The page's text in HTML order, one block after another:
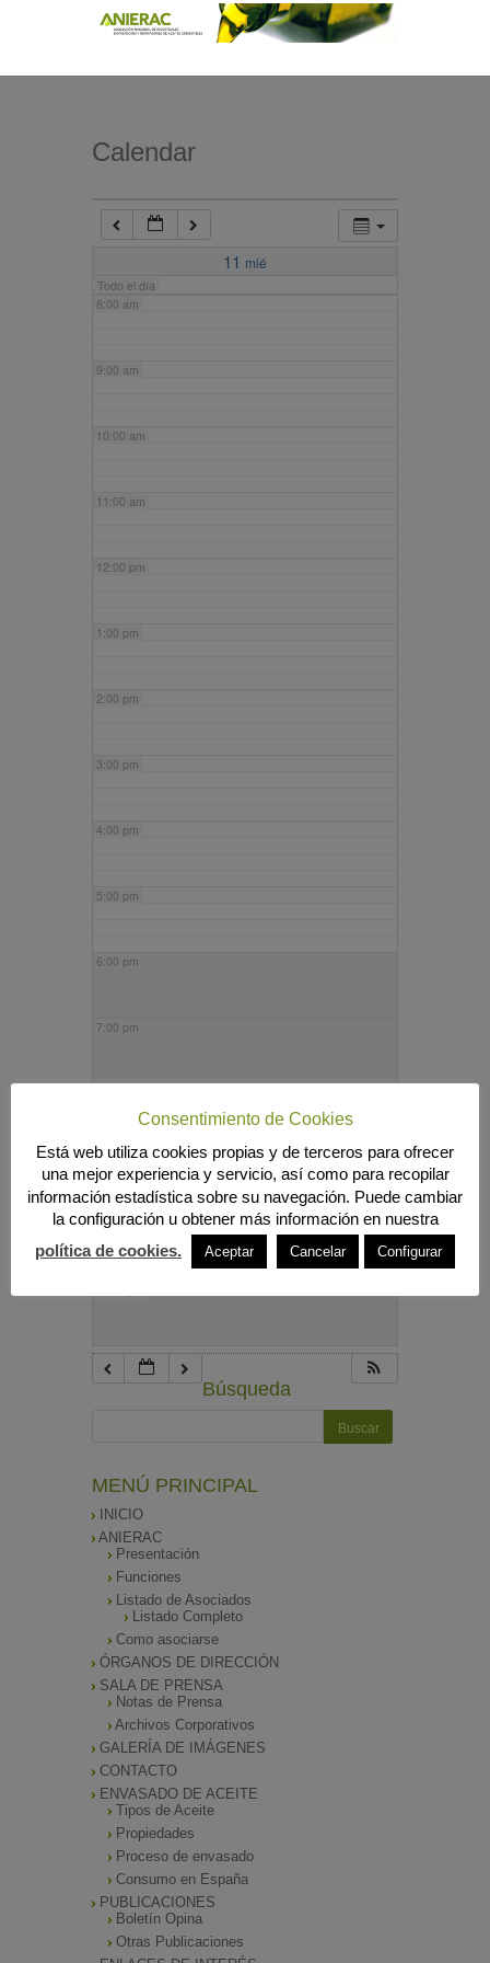
Calendar
11 mié
Todo el día
7:00 am
8:00 am
9:00 am
10:00 am
11:00 am
12:00 pm
1:00 pm
2:00 pm
3:00 pm
4:00 pm
5:00 pm
6:00 pm
7:00 pm
9:00 pm
10:00 pm
Búsqueda
MENÚ PRINCIPAL
INICIO
ANIERAC
Presentación
Funciones
Listado de Asociados
Listado Completo
Como asociarse
ÓRGANOS DE DIRECCIÓN
SALA DE PRENSA
Notas de Prensa
Archivos Corporativos
GALERÍA DE IMÁGENES
CONTACTO
ENVASADO DE ACEITE
Tipos de Aceite
Propiedades
Proceso de envasado
Consumo en España
PUBLICACIONES
Boletín Opina
Otras Publicaciones
Consentimiento de Cookies
Está web utiliza cookies propias y de terceros para ofrecer
una mejor experiencia y servicio, así como para recopilar
información estadística sobre su navegación. Puede cambiar
la configuración u obtener más información en nuestra
política de cookies.
Aceptar Cancelar Configurar